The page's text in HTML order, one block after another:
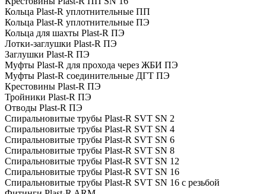
Кольца Plast-R уплотнительные ПП
Кольца Plast-R уплотнительные ПЭ
Кольца для шахты Plast-R ПЭ
Лотки-заглушки Plast-R ПЭ
Заглушки Plast-R ПЭ
Муфты Plast-R для прохода через ЖБИ ПЭ
Муфты Plast-R соединительные ДГТ ПЭ
Крестовины Plast-R ПЭ
Тройники Plast-R ПЭ
Отводы Plast-R ПЭ
Спиральновитые трубы Plast-R SVT SN 2
Спиральновитые трубы Plast-R SVT SN 4
Спиральновитые трубы Plast-R SVT SN 6
Спиральновитые трубы Plast-R SVT SN 8
Спиральновитые трубы Plast-R SVT SN 12
Спиральновитые трубы Plast-R SVT SN 16
Спиральновитые трубы Plast-R SVT SN 16 с резьбой